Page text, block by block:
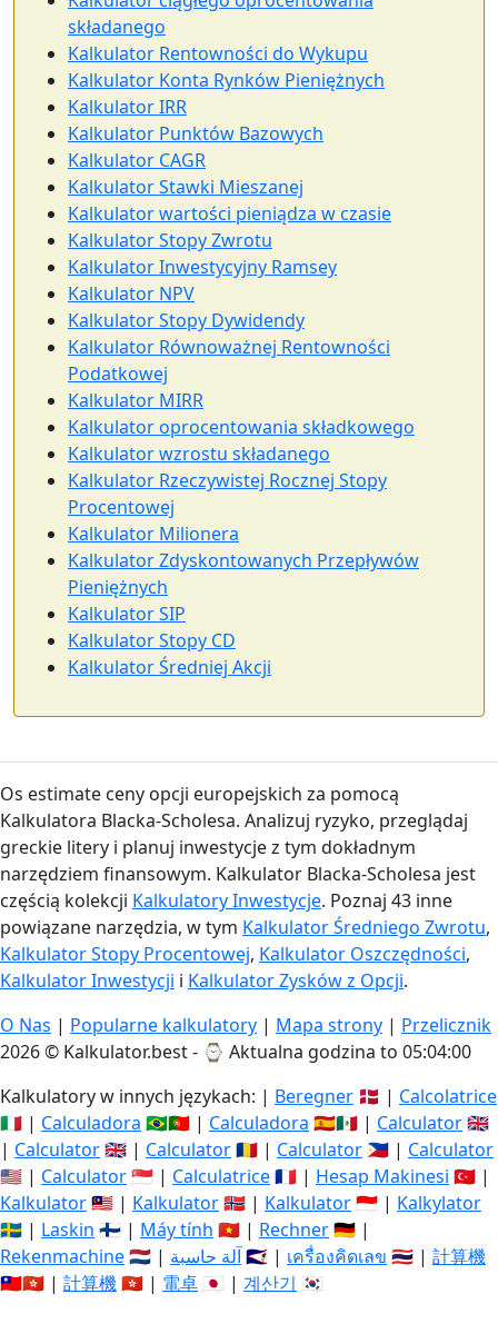
składanego
Kalkulator Rentowności do Wykupu
Kalkulator Konta Rynków Pieniężnych
Kalkulator IRR
Kalkulator Punktów Bazowych
Kalkulator CAGR
Kalkulator Stawki Mieszanej
Kalkulator wartości pieniądza w czasie
Kalkulator Stopy Zwrotu
Kalkulator Inwestycyjny Ramsey
Kalkulator NPV
Kalkulator Stopy Dywidendy
Kalkulator Równoważnej Rentowności
Podatkowej
Kalkulator MIRR
Kalkulator oprocentowania składkowego
Kalkulator wzrostu składanego
Kalkulator Rzeczywistej Rocznej Stopy
Procentowej
Kalkulator Milionera
Kalkulator Zdyskontowanych Przepływów
Pieniężnych
Kalkulator SIP
Kalkulator Stopy CD
Kalkulator Średniej Akcji
Os estimate ceny opcji europejskich za pomocą
Kalkulatora Blacka-Scholesa. Analizuj ryzyko, przeglądaj
greckie litery i planuj inwestycje z tym dokładnym
narzędziem finansowym. Kalkulator Blacka-Scholesa jest
częścią kolekcji Kalkulatory Inwestycje. Poznaj 43 inne
powiązane narzędzia, w tym Kalkulator Średniego Zwrotu,
Kalkulator Stopy Procentowej, Kalkulator Oszczędności,
Kalkulator Inwestycji i Kalkulator Zysków z Opcji.
O Nas | Popularne kalkulatory | Mapa strony | Przelicznik
2026 © Kalkulator.best - ⌚ Aktualna godzina to 05:04:01
Kalkulatory w innych językach: | Beregner 🇩🇰 | Calcolatrice
🇮🇹 | Calculadora 🇧🇷🇵🇹 | Calculadora 🇪🇸🇲🇽 | Calculator🇬🇧
| Calculator🇬🇧 | Calculator🇷🇴 | Calculator 🇵🇭 | Calculator
🇺🇸 | Calculator🇸🇬 | Calculatrice🇫🇷 | Hesap Makinesi 🇹🇷 |
Kalkulator🇲🇾 | Kalkulator🇳🇴 | Kalkulator🇮🇩 | Kalkylator
🇸🇪 | Laskin 🇫🇮 | Máy tính 🇻🇳 | Rechner🇩🇪 |
Rekenmachine🇳🇱 | آلة حاسبة🇸🇦 | เครื่องคิดเลข 🇹🇭 | 計算機
🇹🇼🇭🇰 | 計算機🇭🇰 | 電卓 🇯🇵 | 계산기 🇰🇷